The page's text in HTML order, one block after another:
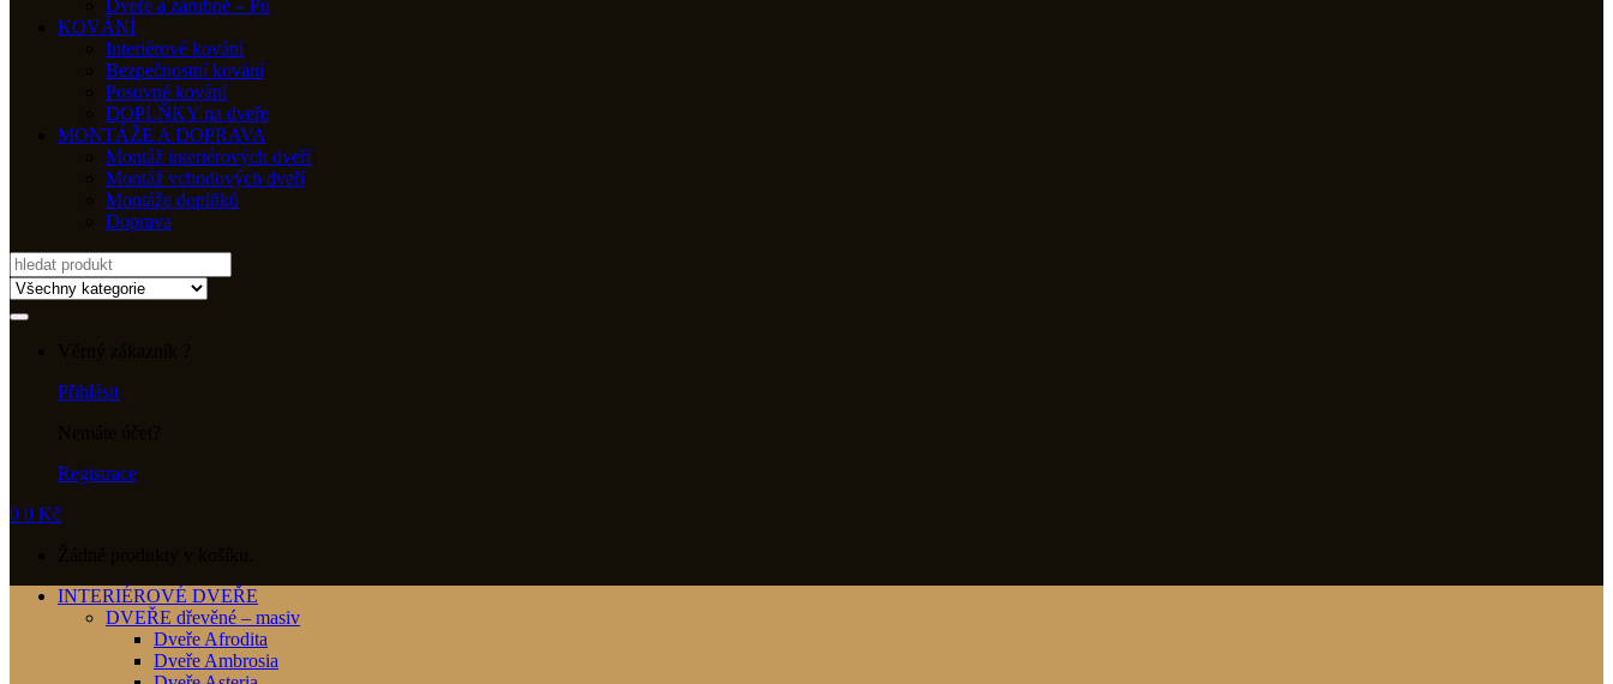
Dveře a zárubně – Pú
KOVÁNÍ
Interiérové kování
Bezpečnostní kování
Posuvné kování
DOPLŇKY na dveře
MONTÁŽE A DOPRAVA
Montáž interiérových dveří
Montáž vchodových dveří
Montáže doplňků
Doprava
Search
for:
Přihlásit
Registrace
0 0 Kč
INTERIÉROVÉ DVEŘE
DVEŘE dřevěné – masiv
Dveře Afrodita
Dveře Ambrosia